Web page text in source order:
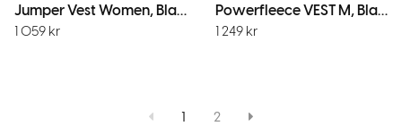
Jumper Vest Women, Black
1 059 kr
Powerfleece VEST M, Black
1 249 kr
1 2